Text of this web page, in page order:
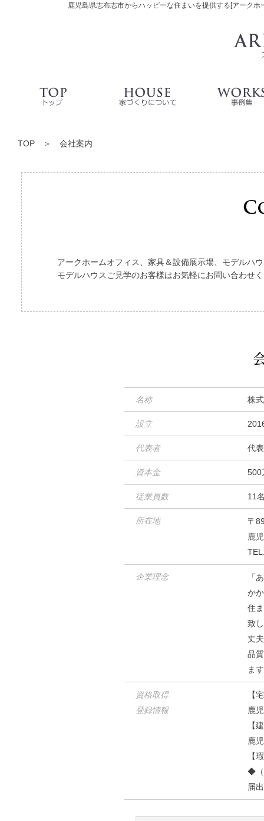
鹿児島県志布志市からハッピーな住まいを提供する[アーク
TOP ＞ 会社案内
アークホームオフィス、家具＆設備展示場、モデルハ
モデルハウスご見学のお客様はお気軽にお問い合わせ
名称 株
設立
代表者 代
資本金 500
従業員数 11
所在地
〒
鹿
企業理念
「
か
住
致
丈
品
ま
資格取得
登録情報
【
鹿
【
鹿
【
◆（
届